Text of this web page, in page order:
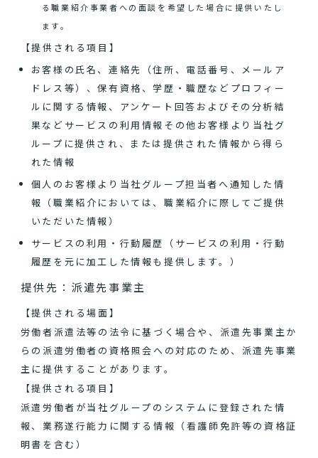
る職業紹介事業者への面談を希望した場合に提供いたし
ます。
【提供される項目】
お客様の氏名、連絡先（住所、電話番号、メールア
ドレス等）、保有資格、学歴・職歴などプロフィー
ルに関する情報、アンケート回答およびその分析結
果などサービスの利用情報その他お客様より当社グ
ループに提供され、または提供された情報から得ら
れた情報
個人のお客様より当社グループ担当者へ通知した情
報（職業紹介においては、職業紹介に際してご提供
いただいた情報）
サービスの利用・行動履歴（サービスの利用・行動
履歴を元に加工した情報も提供します。）
提供先：派遣先事業主
【提供される場面】
労働者派遣法等の法令に基づく場合や、派遣先事業主か
らの派遣労働者の資格照会への対応のため、派遣先事業
主に提供することがあります。
【提供される項目】
派遣労働者が当社グループのシステムに登録された情
報、業務遂行能力に関する情報（看護師免許等の資格証
明書を含む）